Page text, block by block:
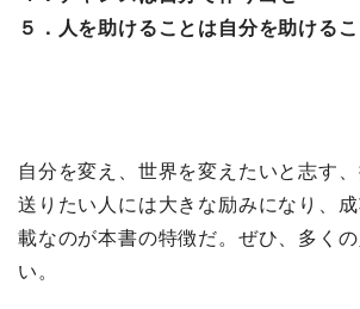
５．人を助けることは自分を助ける
自分を変え、世界を変えたいと志す
送りたい人には大きな励みになり、
載なのが本書の特徴だ。ぜひ、多く
い。